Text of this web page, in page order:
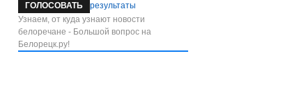
результаты
Узнаем, от куда узнают новости
белоречане - Большой вопрос на
Белорецк.ру!